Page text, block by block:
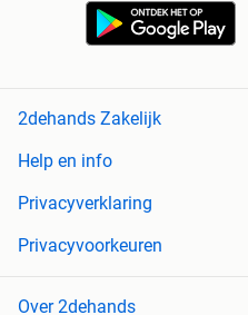
2dehands Zakelijk
Help en info
Privacyverklaring
Privacyvoorkeuren
Over 2dehands